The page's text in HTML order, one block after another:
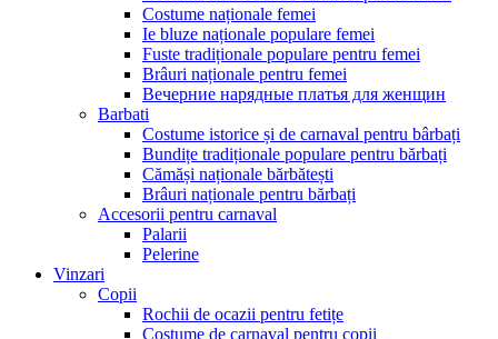
Costume naționale femei
Ie bluze naționale populare femei
Fuste tradiționale populare pentru femei
Brâuri naționale pentru femei
Вечерние нарядные платья для женщин
Barbati
Costume istorice și de carnaval pentru bârbați
Bundițe tradiționale populare pentru bărbați
Cămăși naționale bărbătești
Brâuri naționale pentru bărbați
Accesorii pentru carnaval
Palarii
Pelerine
Vinzari
Copii
Rochii de ocazii pentru fetițe
Costume de carnaval pentru copii